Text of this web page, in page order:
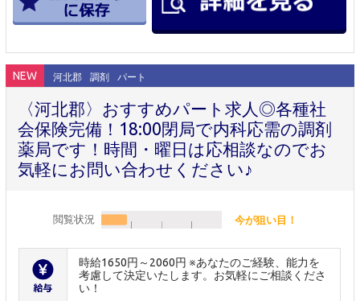
NEW 河北郡 調剤 パート
〈河北郡〉おすすめパート求人◎各種社
会保険完備！18:00閉局で内科応需の調剤
薬局です！時間・曜日は応相談なのでお
気軽にお問い合わせください♪
閲覧状況 今が狙い目！
時給1650円～2060円 ※あなたのご経験、能力を
考慮して決定いたします。お気軽にご相談くださ
い！